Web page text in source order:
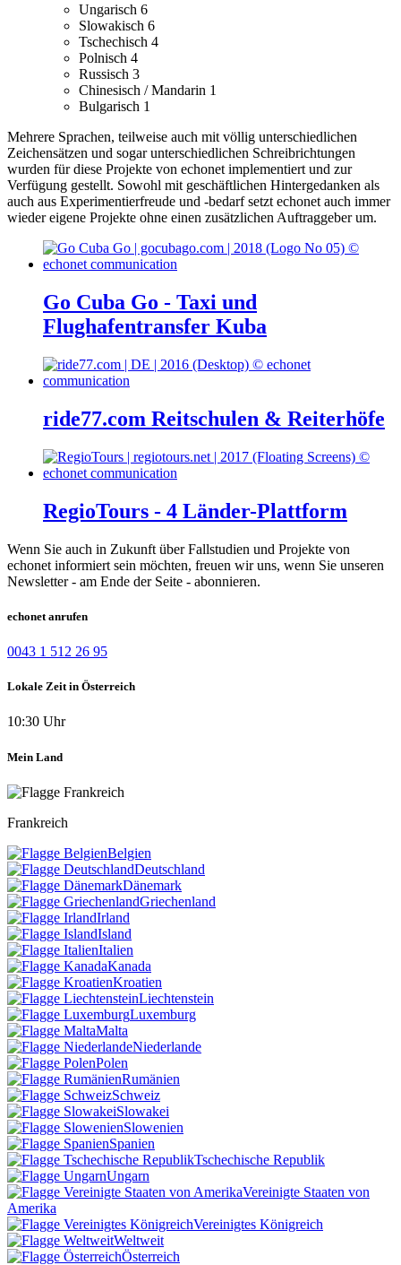
Ungarisch 6
Slowakisch 6
Tschechisch 4
Polnisch 4
Russisch 3
Chinesisch / Mandarin 1
Bulgarisch 1
Mehrere Sprachen, teilweise auch mit völlig unterschiedlichen
Zeichensätzen und sogar unterschiedlichen Schreibrichtungen
wurden für diese Projekte von echonet implementiert und zur
Verfügung gestellt. Sowohl mit geschäftlichen Hintergedanken als
auch aus Experimentierfreude und -bedarf setzt echonet auch immer
wieder eigene Projekte ohne einen zusätzlichen Auftraggeber um.
Go Cuba Go - Taxi und
Flughafentransfer Kuba
ride77.com Reitschulen & Reiterhöfe
RegioTours - 4 Länder-Plattform
Wenn Sie auch in Zukunft über Fallstudien und Projekte von
echonet informiert sein möchten, freuen wir uns, wenn Sie unseren
Newsletter - am Ende der Seite - abonnieren.
echonet anrufen
0043 1 512 26 95
Lokale Zeit in Österreich
10:30 Uhr
Mein Land
Frankreich
Belgien
Deutschland
Dänemark
Griechenland
Irland
Island
Italien
Kanada
Kroatien
Liechtenstein
Luxemburg
Malta
Niederlande
Polen
Rumänien
Schweiz
Slowakei
Slowenien
Spanien
Tschechische Republik
Ungarn
Vereinigte Staaten von
Amerika
Vereinigtes Königreich
Weltweit
Österreich